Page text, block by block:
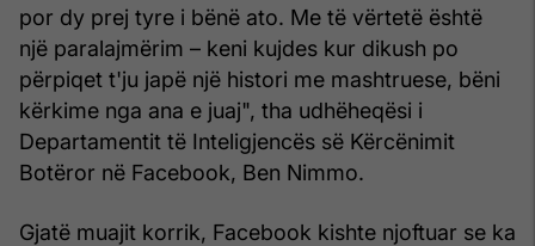
por dy prej tyre i bënë ato. Me të vërtetë është
një paralajmërim – keni kujdes kur dikush po
përpiqet t'ju japë një histori me mashtruese, bëni
kërkime nga ana e juaj", tha udhëheqësi i
Departamentit të Inteligjencës së Kërcënimit
Botëror në Facebook, Ben Nimmo.
Gjatë muajit korrik, Facebook kishte njoftuar se ka